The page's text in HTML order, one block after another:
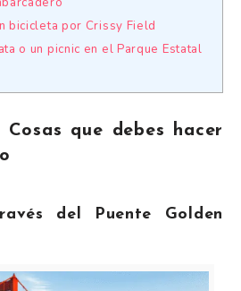
bicicleta por Crissy Field
o un picnic en el Parque Estatal
Cosas que debes hacer
del Puente Golden